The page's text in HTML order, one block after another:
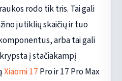
rodo tik tris. Tai gali
jutiklių skaičių ir tuo
arba tai gali
į stačiakampį
Xiaomi 17 Pro ir 17 Pro Max